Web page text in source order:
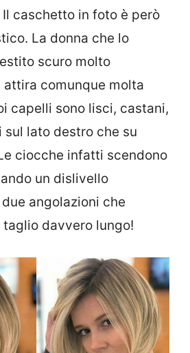
Il caschetto in foto è però
La donna che lo
scuro molto
comunque molta
capelli sono lisci, castani,
sul lato destro che su
ciocche infatti scendono
un dislivello
angolazioni che
davvero lungo!